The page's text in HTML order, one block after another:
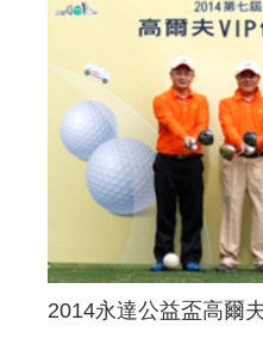
2014永達公益盃高爾